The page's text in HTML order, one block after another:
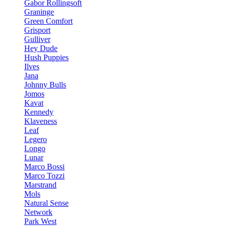
Gabor Rollingsoft
Graninge
Green Comfort
Grisport
Gulliver
Hey Dude
Hush Puppies
Ilves
Jana
Johnny Bulls
Jomos
Kavat
Kennedy
Klaveness
Leaf
Legero
Longo
Lunar
Marco Bossi
Marco Tozzi
Marstrand
Mols
Natural Sense
Network
Park West